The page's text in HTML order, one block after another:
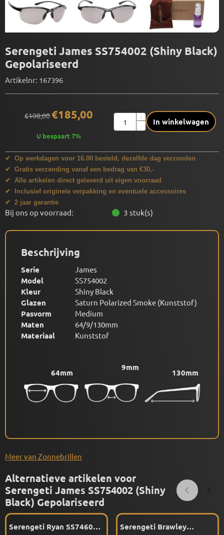
Serengeti James SS754002 (Shiny Black)
Gepolariseerd
Artikelnr: 167396
€198,00 €185,00
U bespaart7%
Aantal
+
-
In winkelwagen
✔ Op werkdagen voor 16.00 besteld, dezelfde dag verzonden
✔ Gratis verzending vanaf een bedrag van €30,-
✔ Alle artikelen direct geleverd uit eigen voorraad
✔ Inclusief originele verpakking en eventuele accessoires
✔ 2 jaar garantie
Bij ons op voorraad: 3 stuk(s)
Beschrijving
Serie James
Model SS754002
Kleur Shiny Black
Glazen Saturn Polarized Smoke (Kunststof)
Pasvorm Medium
Maten 64/9/130mm
Materiaal Kunststof
64mm
9mm
130mm
Meer van Zonnebrillen
Alternatieve artikelen voor
Serengeti James SS754002 (Shiny
Black) Gepolariseerd
Serengeti Ryan SS746003
Serengeti Brawley